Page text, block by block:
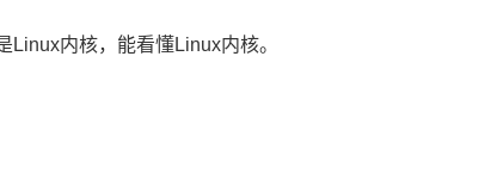
内核，能看懂Linux内核。